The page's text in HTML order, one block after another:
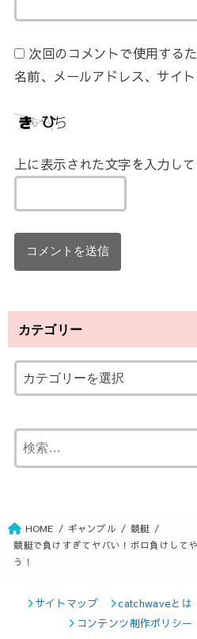
次回のコメントで使用する
名前、メールアドレス、サイト
上に表示された文字を入力して
カテゴリー
索
HOME ギャンブル
競艇
競艇で負けすぎてヤバい！ボロ負けして
う！
サイトマップ catchwaveとは
コンテンツ制作ポリシー